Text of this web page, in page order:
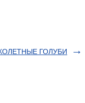
ГОЛУБИ